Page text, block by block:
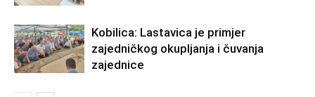
Kobilica: Lastavica je primjer
zajedničkog okupljanja i čuvanja
zajednice